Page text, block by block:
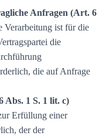
Anfragen (Art. 6
Verarbeitung ist für die
die
die auf Anfrage
Abs. 1 S. 1 lit. c)
Erfüllung einer
der der